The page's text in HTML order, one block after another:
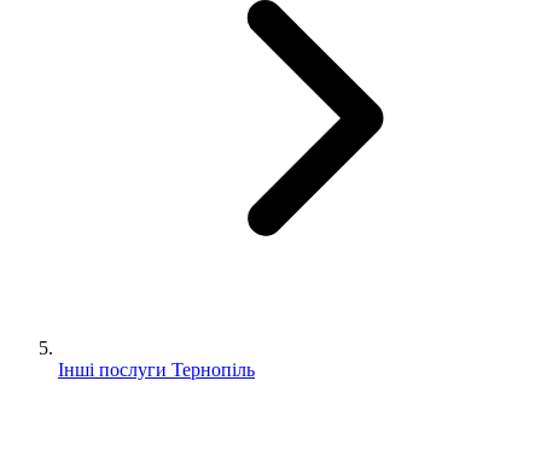
Інші послуги Тернопіль